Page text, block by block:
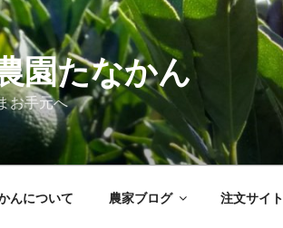
園たなかん
お手元へ
んについて 農家ブログ 注文サイト